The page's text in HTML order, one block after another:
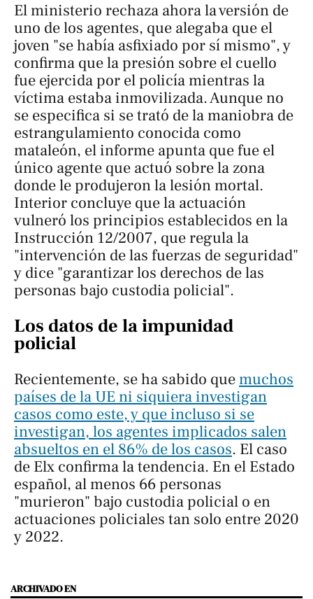
El ministerio rechaza ahora la versión de
uno de los agentes, que alegaba que el
joven "se había asfixiado por sí mismo", y
confirma que la presión sobre el cuello
fue ejercida por el policía mientras la
víctima estaba inmovilizada. Aunque no
se especifica si se trató de la maniobra de
estrangulamiento conocida como
mataleón, el informe apunta que fue el
único agente que actuó sobre la zona
donde le produjeron la lesión mortal.
Interior concluye que la actuación
vulneró los principios establecidos en la
Instrucción 12/2007, que regula la
"intervención de las fuerzas de seguridad"
y dice "garantizar los derechos de las
personas bajo custodia policial".
Los datos de la impunidad
policial
Recientemente, se ha sabido quemuchos
países de la UE ni siquiera investigan
casos como este, y que incluso si se
investigan, los agentes implicados salen
absueltos en el 86% de los casos. El caso
de Elx confirma la tendencia. En el Estado
español, al menos 66 personas
"murieron" bajo custodia policial o en
actuaciones policiales tan solo entre 2020
y 2022.
ARCHIVADO EN